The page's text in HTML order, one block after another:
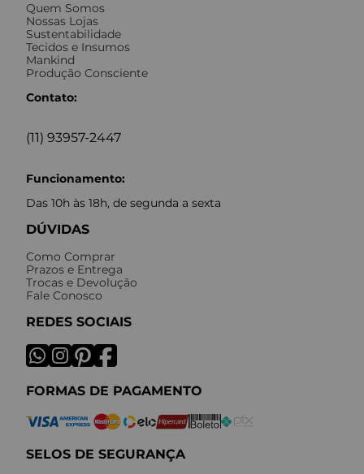
Quem Somos
Nossas Lojas
Sustentabilidade
Tecidos e Insumos
Mankind
Produção Consciente
Contato:
(11) 93957-2447
Funcionamento:
Das 10h às 18h, de segunda a sexta
DÚVIDAS
Como Comprar
Prazos e Entrega
Trocas e Devolução
Fale Conosco
REDES SOCIAIS
FORMAS DE PAGAMENTO
SELOS DE SEGURANÇA